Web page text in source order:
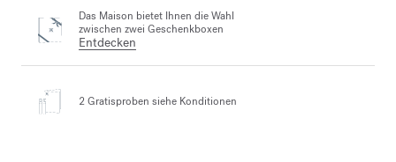
Das Maison bietet Ihnen die Wahl
zwischen zwei Geschenkboxen
Entdecken
2 Gratisproben siehe Konditionen